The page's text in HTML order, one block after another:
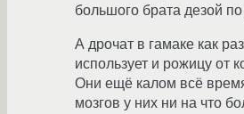
большого брата дезой
А дрочат в гамаке как
использует и рожицу от
Они ещё калом всё
мозгов у них ни на что